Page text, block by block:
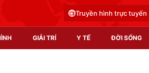
Truyền hình trực tuyến
GIẢI TRÍ Y TẾ ĐỜI SỐNG